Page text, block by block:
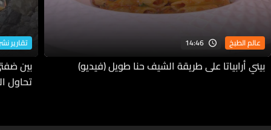
عالم الطبخ 14:46
بيني أرابياتا على طريقة الشيف حنا طويل (فيديو)
تقارير
بين
تحاول